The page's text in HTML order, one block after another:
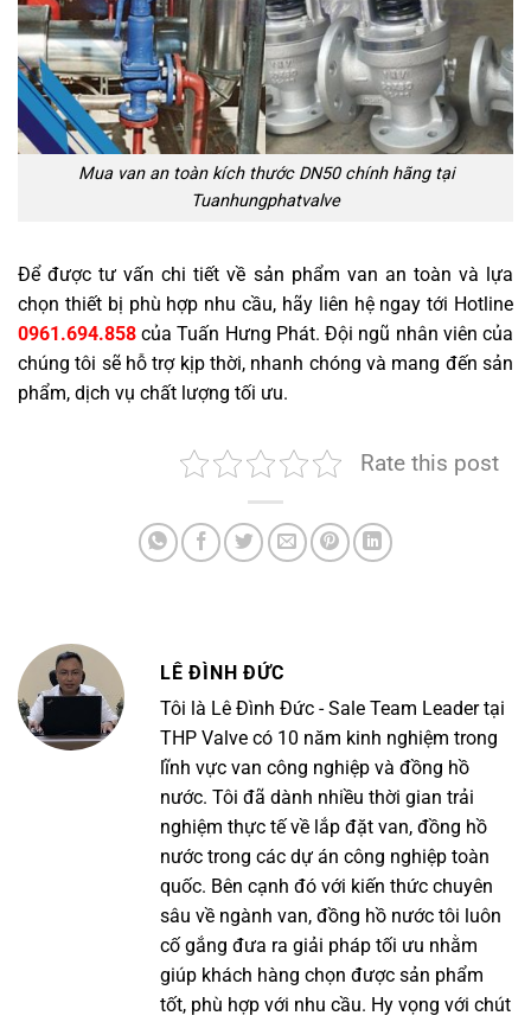
Mua van an toàn kích thước DN50 chính hãng tại
Tuanhungphatvalve
Để được tư vấn chi tiết về sản phẩm van an toàn và lựa
chọn thiết bị phù hợp nhu cầu, hãy liên hệ ngay tới Hotline
0961.694.858 của Tuấn Hưng Phát. Đội ngũ nhân viên của
chúng tôi sẽ hỗ trợ kịp thời, nhanh chóng và mang đến sản
phẩm, dịch vụ chất lượng tối ưu.
Rate this post
LÊ ĐÌNH ĐỨC
Tôi là Lê Đình Đức - Sale Team Leader tại
THP Valve có 10 năm kinh nghiệm trong
lĩnh vực van công nghiệp và đồng hồ
nước. Tôi đã dành nhiều thời gian trải
nghiệm thực tế về lắp đặt van, đồng hồ
nước trong các dự án công nghiệp toàn
quốc. Bên cạnh đó với kiến thức chuyên
sâu về ngành van, đồng hồ nước tôi luôn
cố gắng đưa ra giải pháp tối ưu nhằm
giúp khách hàng chọn được sản phẩm
tốt, phù hợp với nhu cầu. Hy vọng với chút